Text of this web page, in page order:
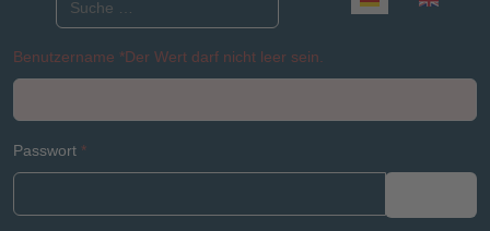
Benutzername *Der Wert darf nicht leer sein.
Passwort *